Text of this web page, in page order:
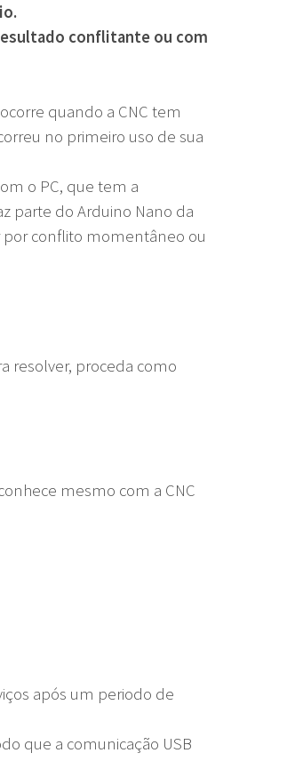
conflitante ou com
quando a CNC tem
no primeiro uso de sua
o PC, que tem a
parte do Arduino Nano da
por conflito momentâneo ou
resolver, proceda como
mesmo com a CNC
após um periodo de
que a comunicação USB